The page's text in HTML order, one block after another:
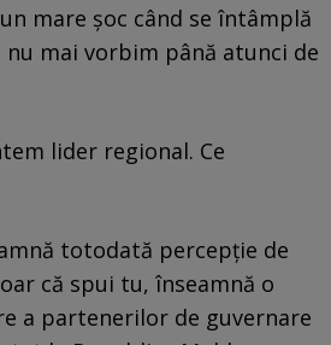
mare șoc când se întâmplă
nu mai vorbim până atunci de
lider regional. Ce
totodată percepție de
că spui tu, înseamnă o
a partenerilor de guvernare